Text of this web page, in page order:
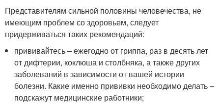
Представителям сильной половины человечества, не
имеющим проблем со здоровьем, следует
придерживаться таких рекомендаций:
прививайтесь – ежегодно от гриппа, раз в десять лет
от дифтерии, коклюша и столбняка, а также других
заболеваний в зависимости от вашей истории
болезни. Какие именно прививки необходимо делать –
подскажут медицинские работники;